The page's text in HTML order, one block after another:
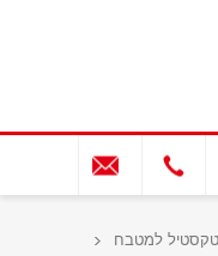
טקסטיל למטבח